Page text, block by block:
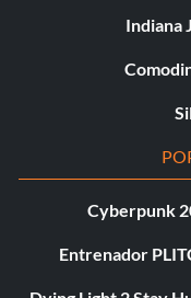
Indiana
Cyberpunk
Entrenador